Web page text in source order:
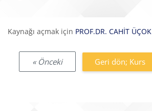
Tamamlama Gereklilikleri
Kaynağı açmak için PROF.DR. CAHİT ÜÇOK
« Önceki Geri dön; Kurs